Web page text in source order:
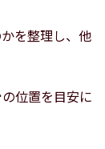
を整理し、他
位置を目安に